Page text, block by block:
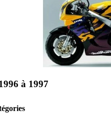
à 1997